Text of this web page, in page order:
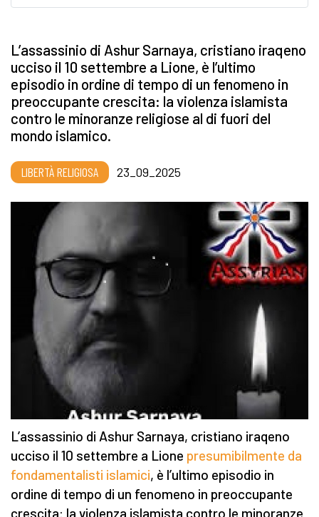
L’assassinio di Ashur Sarnaya, cristiano iraqeno
ucciso il 10 settembre a Lione, è l’ultimo
episodio in ordine di tempo di un fenomeno in
preoccupante crescita: la violenza islamista
contro le minoranze religiose al di fuori del
mondo islamico.
LIBERTÀ RELIGIOSA 23_09_2025
L’assassinio di Ashur Sarnaya, cristiano iraqeno
ucciso il 10 settembre a Lione presumibilmente da
fondamentalisti islamici, è l’ultimo episodio in
ordine di tempo di un fenomeno in preoccupante
crescita: la violenza islamista contro le minoranze